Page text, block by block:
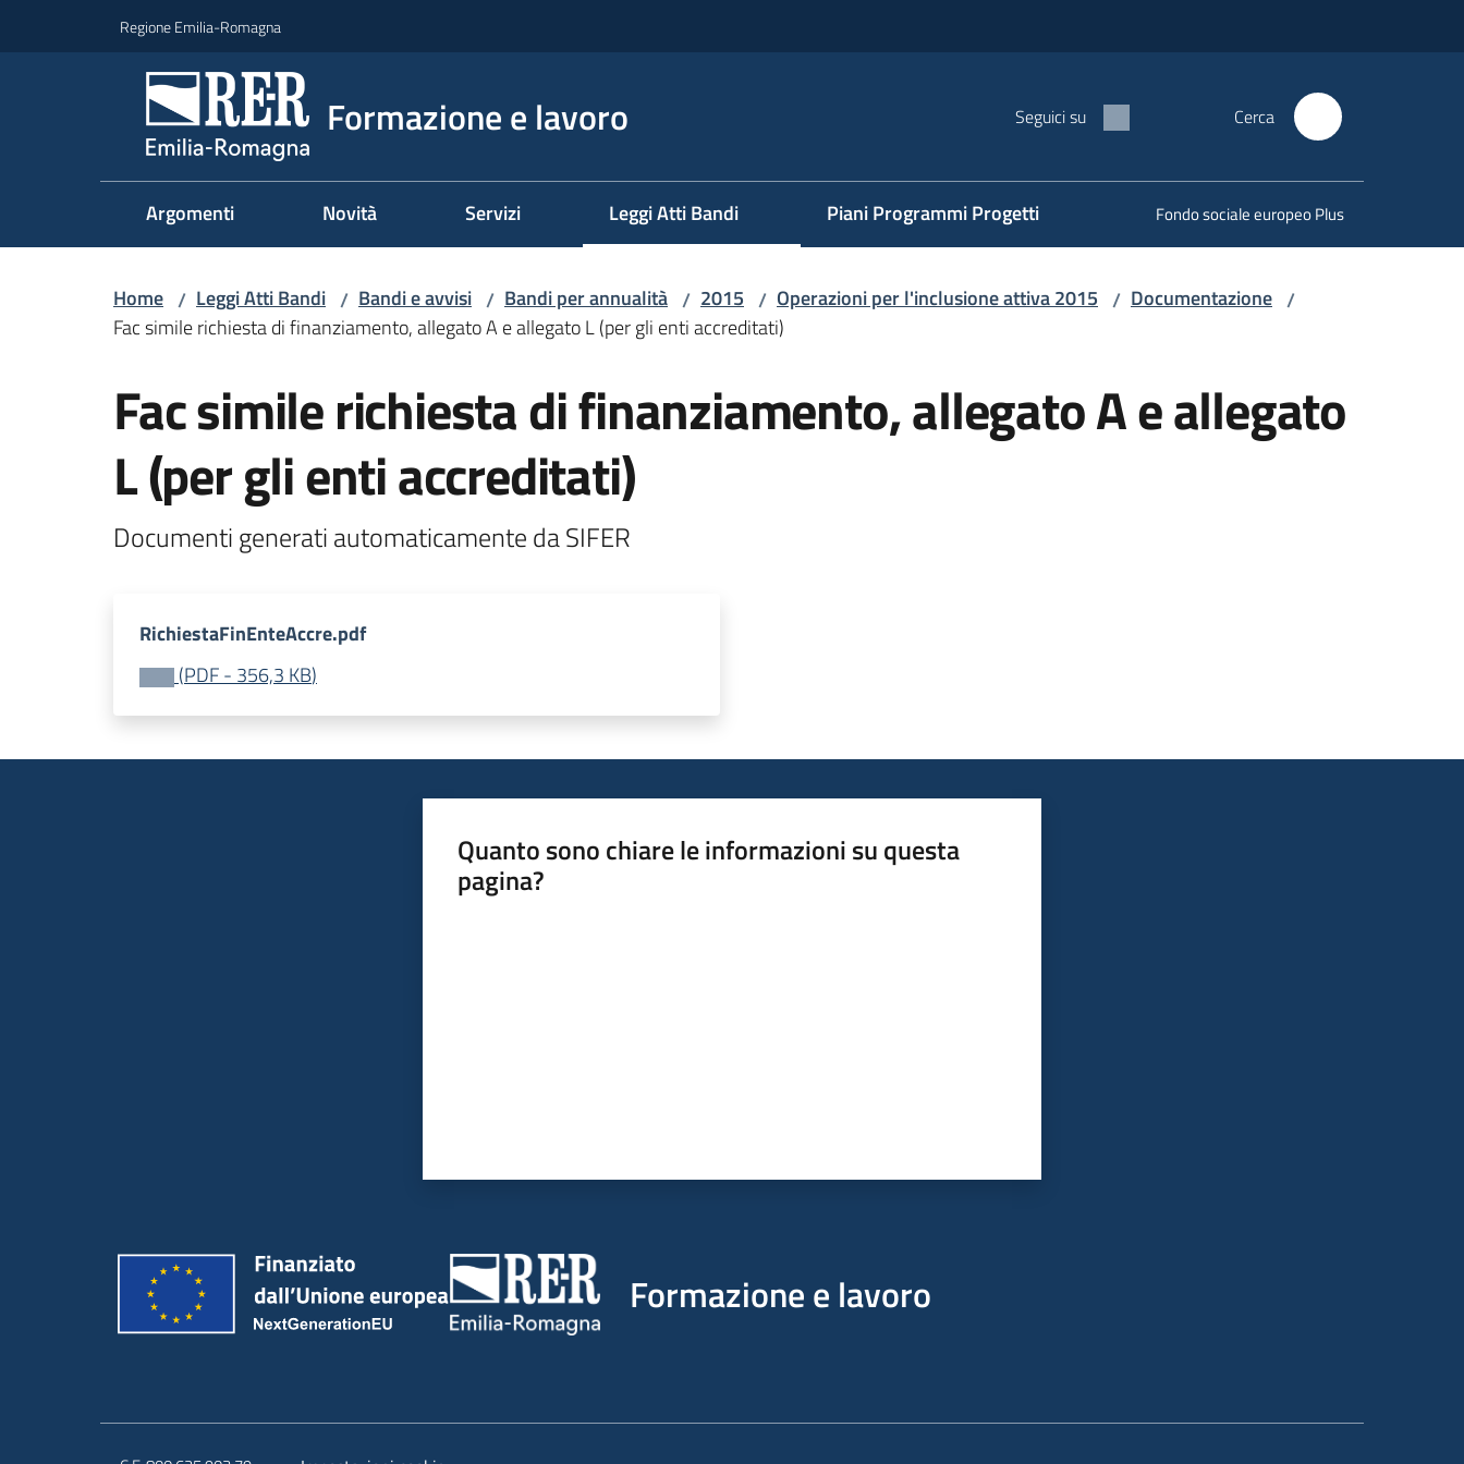
Regione Emilia-Romagna
Formazione e lavoro Seguici su Cerca
Argomenti Novità Servizi Leggi Atti Bandi Piani Programmi Progetti Fondo sociale europeo Plus
Home / Leggi Atti Bandi / Bandi e avvisi / Bandi per annualità / 2015 / Operazioni per l'inclusione attiva 2015 / Documentazione /
Fac simile richiesta di finanziamento, allegato A e allegato L (per gli enti accreditati)
Fac simile richiesta di finanziamento, allegato A e allegato
L (per gli enti accreditati)
Documenti generati automaticamente da SIFER
RichiestaFinEnteAccre.pdf
(PDF- 356,3 KB)
Quanto sono chiare le informazioni su questa
pagina?
Formazione e lavoro